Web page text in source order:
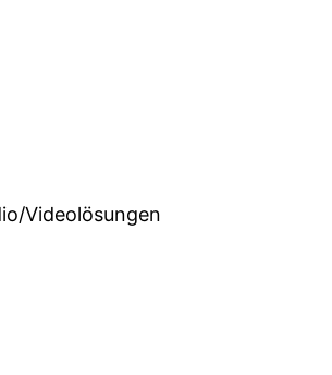
Videolösungen